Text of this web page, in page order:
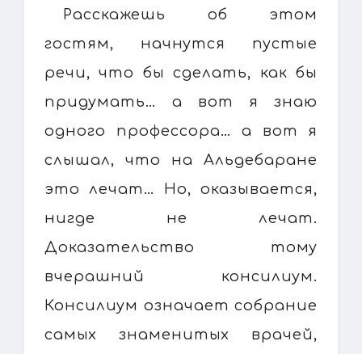
Расскажешь об этом
гостям, начнутся пустые
речи, что бы сделать, как бы
придумать… а вот я знаю
одного профессора… а вот я
слышал, что на Альдебаране
это лечат… Но, оказывается,
нигде не лечат.
Доказательство тому
вчерашний консилиум.
Консилиум означает собрание
самых знаменитых врачей,